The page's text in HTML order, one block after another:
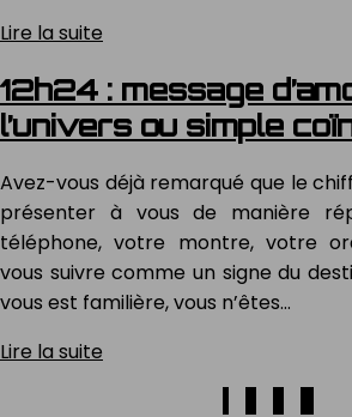
Lire la suite
12h24 : message
l’univers ou simple
Avez-vous déjà remarqué que le
présenter à vous de manière
téléphone, votre montre, votre
vous suivre comme un signe du
vous est familière, vous n’êtes…
Lire la suite